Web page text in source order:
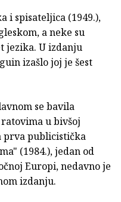
i spisateljica (1949.),
a neke su
jezika. U izdanju
izašlo joj je šest
se bavila
u bivšoj
prva publicistička
(1984.), jedan od
Europi, nedavno je
izdanju.